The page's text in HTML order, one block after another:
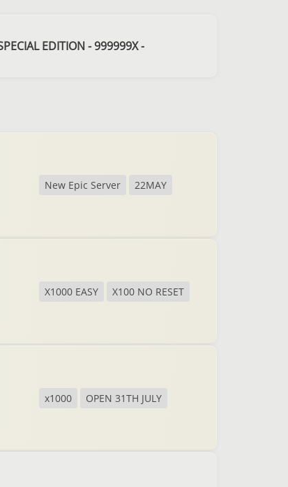
EDITION - 999999X -
New Epic Server 22MAY
X1000 EASY X100 NO RESET
x1000 OPEN 31TH JULY